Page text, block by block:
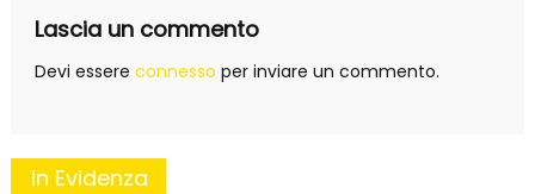
Lascia un commento
Devi essere connesso per inviare un commento.
In Evidenza